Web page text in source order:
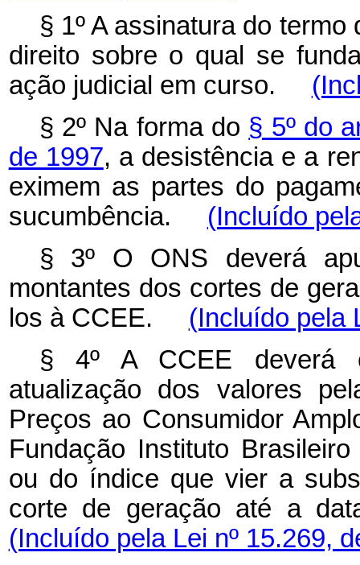
§ 1º A assinatura do
direito sobre o qual se
ação judicial em curso.
§ 2º Na forma do § 5º do
de 1997, a desistência e a
eximem as partes do
sucumbência. (Incluído
§ 3º O ONS deverá
montantes dos cortes de
los à CCEE. (Incluído pela
§ 4º A CCEE deverá
atualização dos valores
Preços ao Consumidor
Fundação Instituto
ou do índice que vier a
corte de geração até a
(Incluído pela Lei nº 15.269,